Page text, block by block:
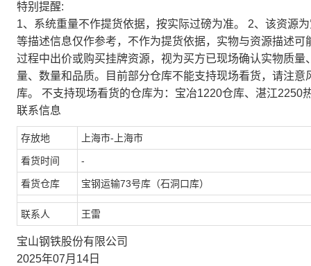
特别提醒:
1、系统重量不作提货依据，按实际过磅为准。 2、该资源
等描述信息仅作参考，不作为提货依据，实物与资源描述
过程中出价或购买挂牌资源，视为买方已现场确认实物质
量、数量和品质。目前部分仓库不能支持现场看货，请注
库。 不支持现场看货的仓库为：宝冶1220仓库、湛江2250
联系信息
存放地 上海市-上海市
看货时间 -
看货仓库 宝钢运输73号库（石洞口库）
联系人 王雷
宝山钢铁股份有限公司
2025年07月14日